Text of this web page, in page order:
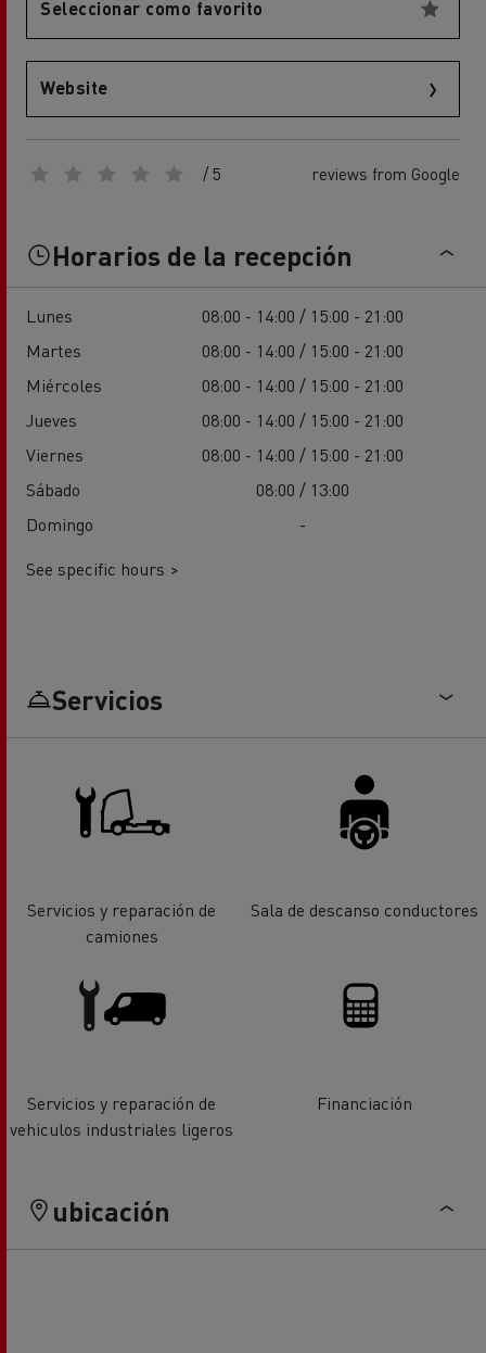
Seleccionar como favorito
Website
/ 5 reviews from Google
Horarios de la recepción
Lunes
08:00 - 14:00 / 15:00 - 21:00
Martes
08:00 - 14:00 / 15:00 - 21:00
Miércoles
08:00 - 14:00 / 15:00 - 21:00
Jueves
08:00 - 14:00 / 15:00 - 21:00
Viernes
08:00 - 14:00 / 15:00 - 21:00
Sábado
08:00 / 13:00
Domingo
-
See specific hours >
Servicios
Servicios y reparación de
camiones
Sala de descanso conductores
Servicios y reparación de
vehiculos industriales ligeros
Financiación
ubicación